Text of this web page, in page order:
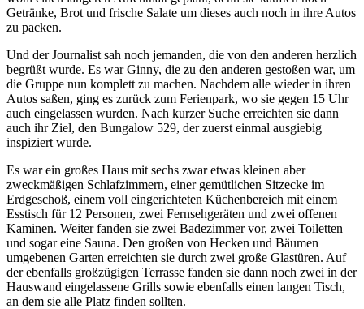
Getränke, Brot und frische Salate um dieses auch noch in ihre Autos
zu packen.
Und der Journalist sah noch jemanden, die von den anderen herzlich
begrüßt wurde. Es war Ginny, die zu den anderen gestoßen war, um
die Gruppe nun komplett zu machen. Nachdem alle wieder in ihren
Autos saßen, ging es zurück zum Ferienpark, wo sie gegen 15 Uhr
auch eingelassen wurden. Nach kurzer Suche erreichten sie dann
auch ihr Ziel, den Bungalow 529, der zuerst einmal ausgiebig
inspiziert wurde.
Es war ein großes Haus mit sechs zwar etwas kleinen aber
zweckmäßigen Schlafzimmern, einer gemütlichen Sitzecke im
Erdgeschoß, einem voll eingerichteten Küchenbereich mit einem
Esstisch für 12 Personen, zwei Fernsehgeräten und zwei offenen
Kaminen. Weiter fanden sie zwei Badezimmer vor, zwei Toiletten
und sogar eine Sauna. Den großen von Hecken und Bäumen
umgebenen Garten erreichten sie durch zwei große Glastüren. Auf
der ebenfalls großzügigen Terrasse fanden sie dann noch zwei in der
Hauswand eingelassene Grills sowie ebenfalls einen langen Tisch,
an dem sie alle Platz finden sollten.